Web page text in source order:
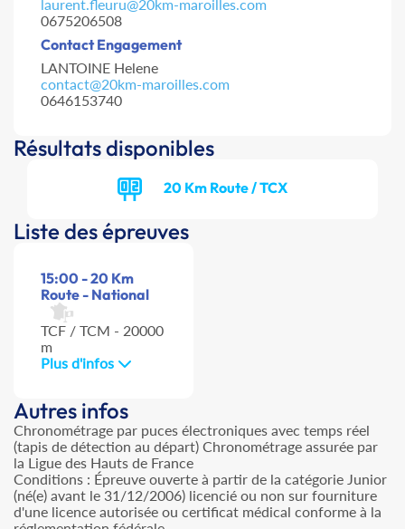
laurent.fleuru@20km-maroilles.com
0675206508
Contact Engagement
LANTOINE Helene
contact@20km-maroilles.com
0646153740
Résultats disponibles
20 Km Route / TCX
Liste des épreuves
15:00 - 20 Km
Route - National
TCF / TCM - 20000
m
Plus d'infos
Autres infos
Chronométrage par puces électroniques avec temps réel
(tapis de détection au départ) Chronométrage assurée par
la Ligue des Hauts de France
Conditions : Épreuve ouverte à partir de la catégorie Junior
(né(e) avant le 31/12/2006) licencié ou non sur fourniture
d'une licence autorisée ou certificat médical conforme à la